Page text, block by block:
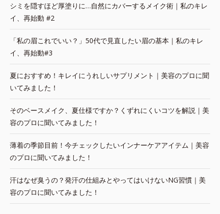
シミを隠すほど厚塗りに…自然にカバーするメイク術｜私のキレ
イ、再始動 #2
「私の眉これでいい？」50代で見直したい眉の基本｜私のキレ
イ、再始動#3
夏におすすめ！キレイにうれしいサプリメント｜美容のプロに聞
いてみました！
そのベースメイク、夏仕様ですか？くずれにくいコツを解説｜美
容のプロに聞いてみました！
薄着の季節目前！今チェックしたいインナーケアアイテム｜美容
のプロに聞いてみました！
汗はなぜ臭うの？発汗の仕組みとやってはいけないNG習慣｜美
容のプロに聞いてみました！